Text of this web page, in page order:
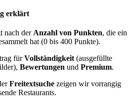
erklärt
nach derAnzahl von Punkten, die ein
hat (0 bis 400 Punkte).
fürVollständigkeit(ausgefüllte
Bewertungen und Premium.
Freitextsuche zeigen wir vorrangig
Restaurants.